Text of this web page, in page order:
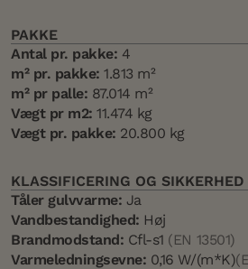
PAKKE
Antal pr. pakke: 4
m² pr. pakke: 1.813 m²
m² pr palle: 87.014 m²
Vægt pr m2: 11.474 kg
Vægt pr. pakke: 20.800 kg
KLASSIFICERING OG SIKKERHED
Tåler gulvvarme: Ja
Vandbestandighed: Høj
Brandmodstand: Cfl-s1 (EN 13501)
Varmeledningsevne: 0,16 W/(m*K)